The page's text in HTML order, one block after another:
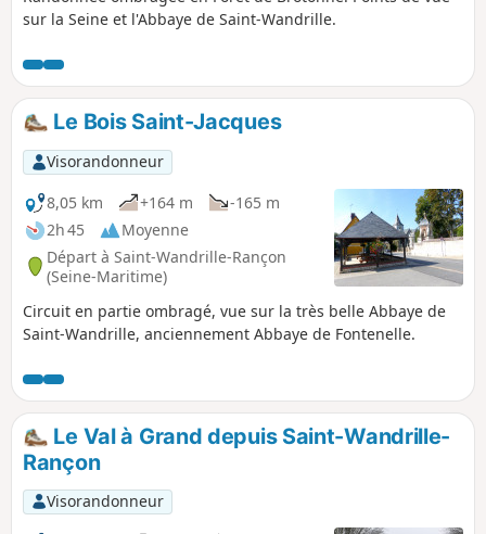
sur la Seine et l'Abbaye de Saint-Wandrille.
Le Bois Saint-Jacques
Visorandonneur
8,05 km
+164 m
-165 m
2h 45
Moyenne
Départ à Saint-Wandrille-Rançon
(Seine-Maritime)
Circuit en partie ombragé, vue sur la très belle Abbaye de
Saint-Wandrille, anciennement Abbaye de Fontenelle.
Le Val à Grand depuis Saint-Wandrille-
Rançon
Visorandonneur